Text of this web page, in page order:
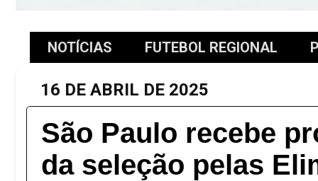
NOTÍCIAS FUTEBOL REGIONAL
16 DE ABRIL DE 2025
São Paulo recebe
da seleção pelas